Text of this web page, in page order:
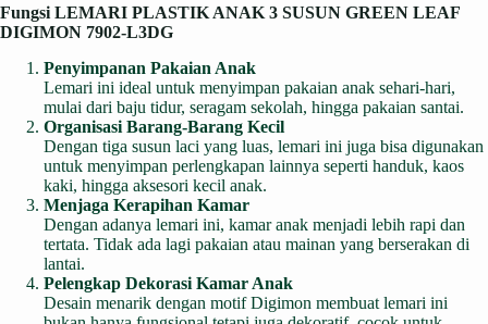
Fungsi LEMARI PLASTIK ANAK 3 SUSUN GREEN LEAF
DIGIMON 7902-L3DG
Penyimpanan Pakaian Anak
Lemari ini ideal untuk menyimpan pakaian anak sehari-hari,
mulai dari baju tidur, seragam sekolah, hingga pakaian santai.
Organisasi Barang-Barang Kecil
Dengan tiga susun laci yang luas, lemari ini juga bisa digunakan
untuk menyimpan perlengkapan lainnya seperti handuk, kaos
kaki, hingga aksesori kecil anak.
Menjaga Kerapihan Kamar
Dengan adanya lemari ini, kamar anak menjadi lebih rapi dan
tertata. Tidak ada lagi pakaian atau mainan yang berserakan di
lantai.
Pelengkap Dekorasi Kamar Anak
Desain menarik dengan motif Digimon membuat lemari ini